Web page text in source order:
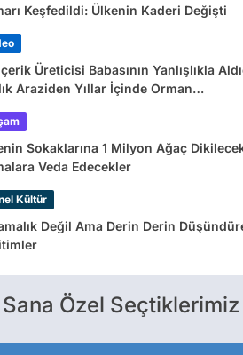
Keşfedildi: Ülkenin Kaderi Değişti
Üreticisi Babasının Yanlışlıkla
Araziden Yıllar İçinde Orman
Sokaklarına 1 Milyon Ağaç
Veda Edecekler
Kültür
Değil Ama Derin Derin
Sana Özel Seçtiklerimiz